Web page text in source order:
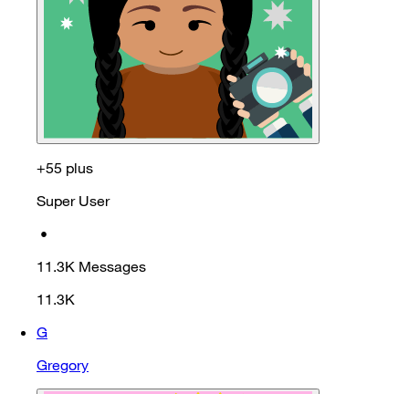
+55 plus
Super User
•
11.3K Messages
11.3K
G
Gregory